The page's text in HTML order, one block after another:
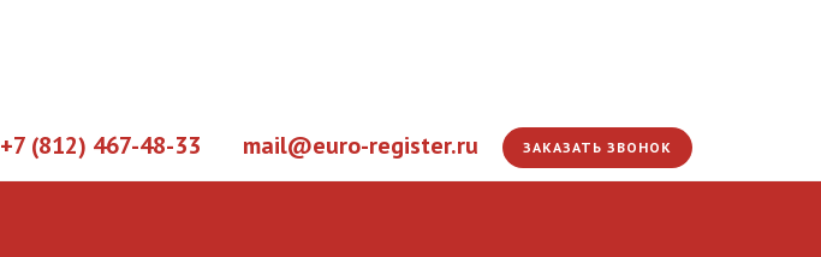
+7 (812) 467-48-33 mail@euro-register.ru ЗАКАЗАТЬ ЗВОНОК